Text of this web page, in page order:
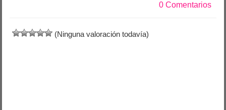
0 Comentarios
(Ninguna valoración todavía)